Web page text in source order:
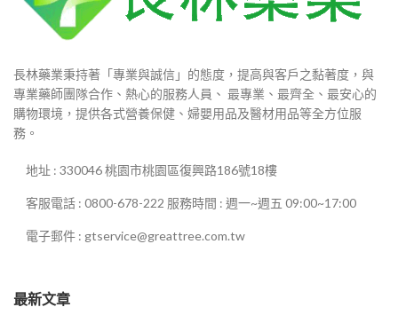
長林藥業秉持著「專業與誠信」的態度，提高與客戶之黏著度，與
專業藥師團隊合作、熱心的服務人員、 最專業、最齊全、最安心的
購物環境，提供各式營養保健、婦嬰用品及醫材用品等全方位服
務。
地址 : 330046 桃園市桃園區復興路186號18樓
客服電話 : 0800-678-222 服務時間 : 週一~週五 09:00~17:00
電子郵件 : gtservice@greattree.com.tw
最新文章